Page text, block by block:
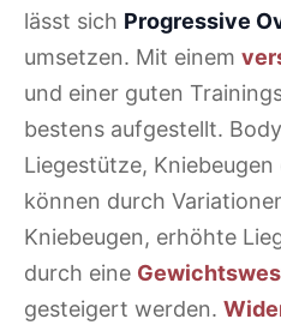
lässt sich Progressive
umsetzen. Mit einem
und einer guten
bestens aufgestellt.
Liegestütze,
können durch
Kniebeugen, erhöhte
durch eine
gesteigert werden.